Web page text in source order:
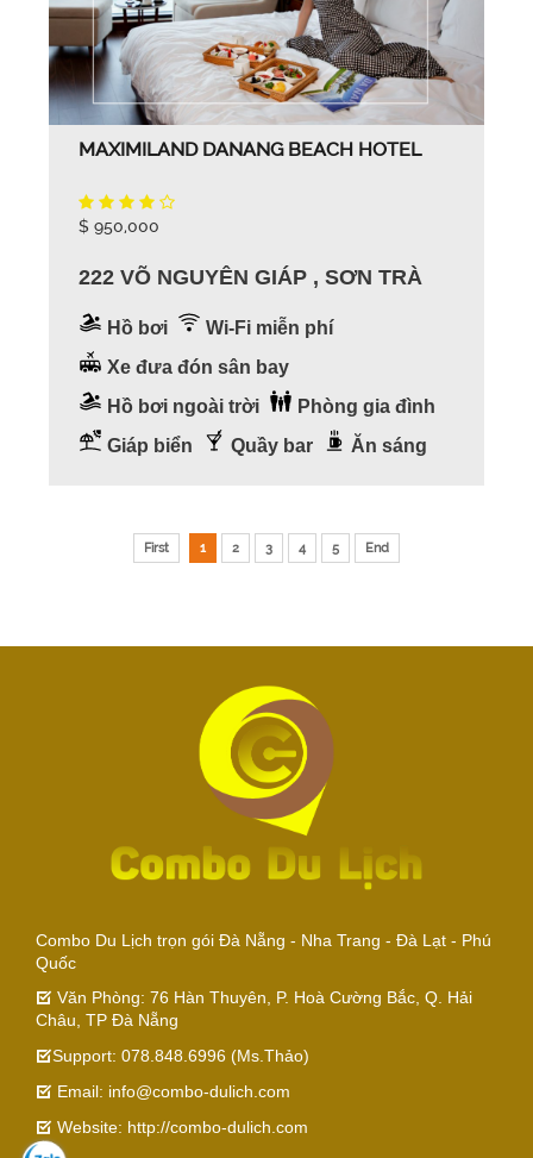
MAXIMILAND DANANG BEACH HOTEL
$ 950,000
222 VÕ NGUYÊN GIÁP , SƠN TRÀ
Hồ bơi
Wi-Fi miễn phí
Xe đưa đón sân bay
Hồ bơi ngoài trời
Phòng gia đình
Giáp biển
Quầy bar Ăn sáng
First 1 2 3 4 5 End
Combo Du Lịch trọn gói Đà Nẵng - Nha Trang - Đà Lạt - Phú
Quốc
Văn Phòng: 76 Hàn Thuyên, P. Hoà Cường Bắc, Q. Hải
Châu, TP Đà Nẵng
Support: 078.848.6996 (Ms.Thảo)
Email: info@combo-dulich.com
Website: http://combo-dulich.com